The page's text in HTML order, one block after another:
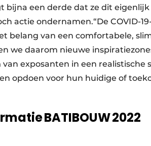
bijna een derde dat ze dit
actie ondernamen.“De COVID-
belang van een comfortabele,
we daarom nieuwe
exposanten in een realistische
opdoen voor hun huidige of
BATIBOUW 2022